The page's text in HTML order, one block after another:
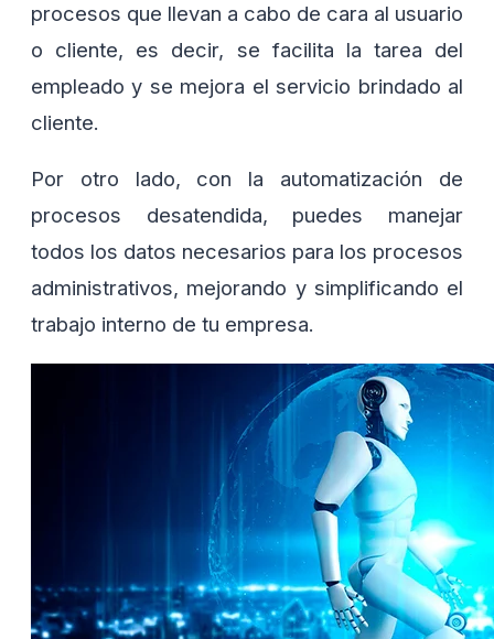
procesos que llevan a cabo de cara al usuario
o cliente, es decir, se facilita la tarea del
empleado y se mejora el servicio brindado al
cliente.
Por otro lado, con la automatización de
procesos desatendida, puedes manejar
todos los datos necesarios para los procesos
administrativos, mejorando y simplificando el
trabajo interno de tu empresa.